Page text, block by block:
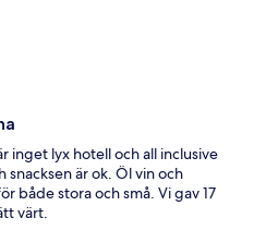
inget lyx hotell och all inclusive
är ok. Öl vin och
både stora och små. Vi gav 17
värt.